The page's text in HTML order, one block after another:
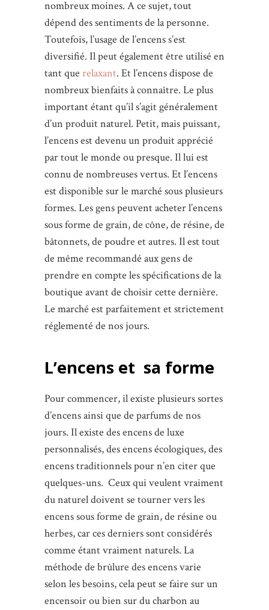
nombreux moines. A ce sujet, tout
dépend des sentiments de la personne.
Toutefois, l’usage de l’encens s’est
diversifié. Il peut également être utilisé en
tant que relaxant. Et l’encens dispose de
nombreux bienfaits à connaître. Le plus
important étant qu’il s’agit généralement
d’un produit naturel. Petit, mais puissant,
l’encens est devenu un produit apprécié
par tout le monde ou presque. Il lui est
connu de nombreuses vertus. Et l’encens
est disponible sur le marché sous plusieurs
formes. Les gens peuvent acheter l’encens
sous forme de grain, de cône, de résine, de
bâtonnets, de poudre et autres. Il est tout
de même recommandé aux gens de
prendre en compte les spécifications de la
boutique avant de choisir cette dernière.
Le marché est parfaitement et strictement
réglementé de nos jours.
L’encens et sa forme
Pour commencer, il existe plusieurs sortes
d’encens ainsi que de parfums de nos
jours. Il existe des encens de luxe
personnalisés, des encens écologiques, des
encens traditionnels pour n’en citer que
quelques-uns. Ceux qui veulent vraiment
du naturel doivent se tourner vers les
encens sous forme de grain, de résine ou
herbes, car ces derniers sont considérés
comme étant vraiment naturels. La
méthode de brûlure des encens varie
selon les besoins, cela peut se faire sur un
encensoir ou bien sur du charbon au